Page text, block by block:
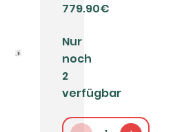
779.90€
Nur
noch
2
verfügbar